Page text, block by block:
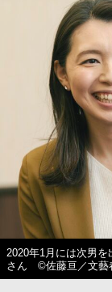
2020年1月には次男
さん ©️佐藤亘／文藝